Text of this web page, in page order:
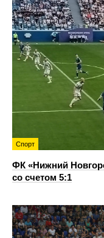
Спорт
ФК «Нижний
со счетом 5:1